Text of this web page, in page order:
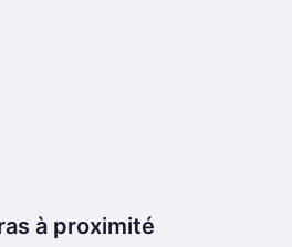
à proximité